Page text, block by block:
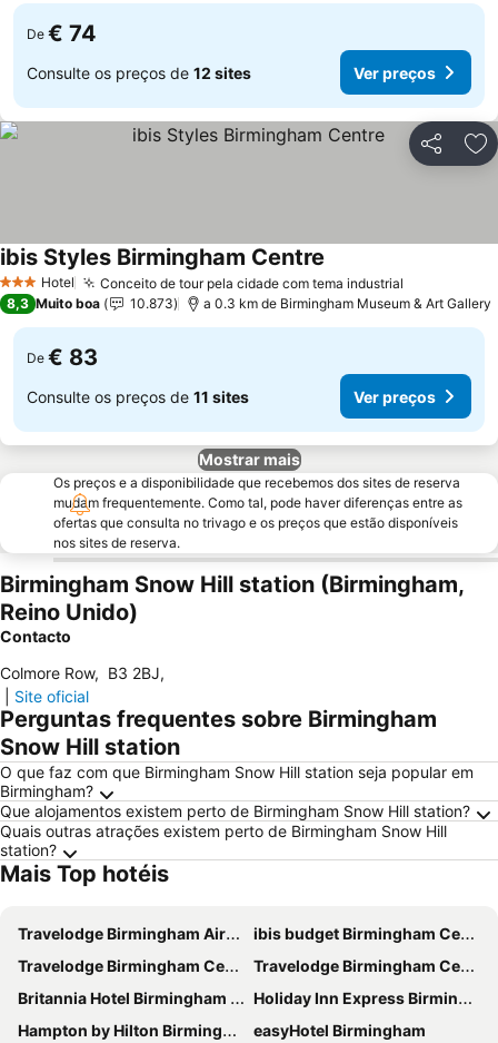
De € 74
Consulte os preços de 12 sites Ver preços
Partilhar
3 EstrelasHotel Conceito de tour pela cidade com tema industrial
ibis Styles Birmingham Centre
8,3 Muito boa 10.873 a 0.3 km de Birmingham Museum & Art Gallery
De € 83
Consulte os preços de 11 sites Ver preços
Mostrar mais
Os preços e a disponibilidade que recebemos dos sites de reserva
mudam frequentemente. Como tal, pode haver diferenças entre as
ofertas que consulta no trivago e os preços que estão disponíveis
nos sites de reserva.
Birmingham Snow Hill station (Birmingham,
Reino Unido)
Contacto
Colmore Row, B3 2BJ,
Site oficial
Perguntas frequentes sobre Birmingham
Snow Hill station
O que faz com que Birmingham Snow Hill station seja popular em
Birmingham?
Que alojamentos existem perto de Birmingham Snow Hill station?
Quais outras atrações existem perto de Birmingham Snow Hill
station?
Mais Top hotéis
Travelodge Birmingham Airport
ibis budget Birmingham Centre
Travelodge Birmingham Central Bull Ring
Travelodge Birmingham Central Newhall Street
Britannia Hotel Birmingham New Street Station Birmingham
Holiday Inn Express Birmingham - Snow Hill By Ihg
Hampton by Hilton Birmingham Broad Street
easyHotel Birmingham